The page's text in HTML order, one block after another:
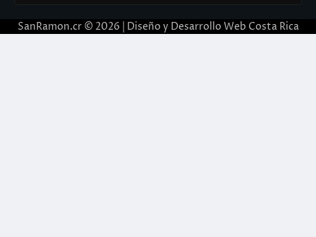
SanRamon.cr © 2026 | Diseño y Desarrollo Web Costa Rica